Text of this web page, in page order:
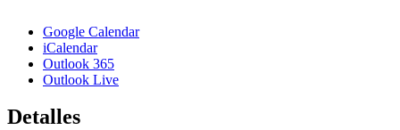
Google Calendar
iCalendar
Outlook 365
Outlook Live
Detalles